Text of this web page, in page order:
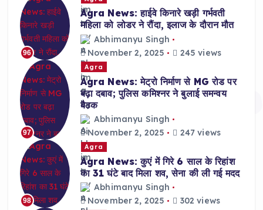
96
Agra News: हाईवे किनारे खड़ी गर्भवती
महिला को लोडर ने रौंदा, इलाज के दौरान मौत
Abhimanyu Singh
November 2, 2025
245 views
97
Agra
Agra News: मेट्रो निर्माण से MG रोड पर
बढ़ा दबाव; पुलिस कमिश्नर ने बुलाई समन्वय
बैठक
Abhimanyu Singh
November 2, 2025
247 views
98
Agra
Agra News: कुएं में गिरे 6 साल के रिहांश
का 31 घंटे बाद मिला शव, सेना की ली गई मदद
Abhimanyu Singh
November 2, 2025
302 views